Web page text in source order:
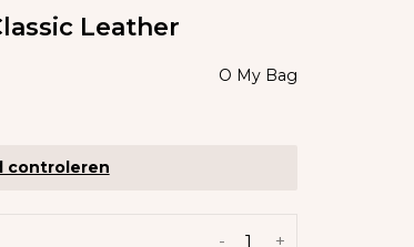
Leather
O My Bag
controleren
+
-